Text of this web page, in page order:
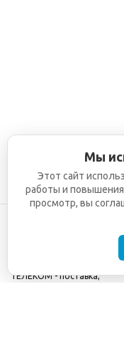
ТЕЛЕКОМ - поставка,
Мы
Этот сайт
работы и
просмотр, вы